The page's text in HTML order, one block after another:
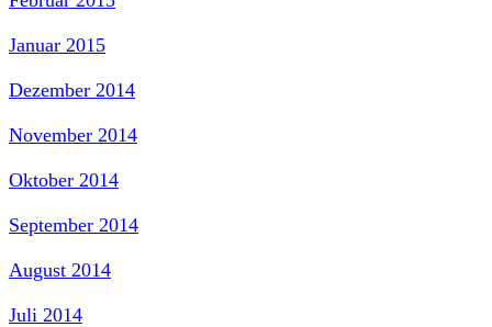
Januar 2015
Dezember 2014
November 2014
Oktober 2014
September 2014
August 2014
Juli 2014